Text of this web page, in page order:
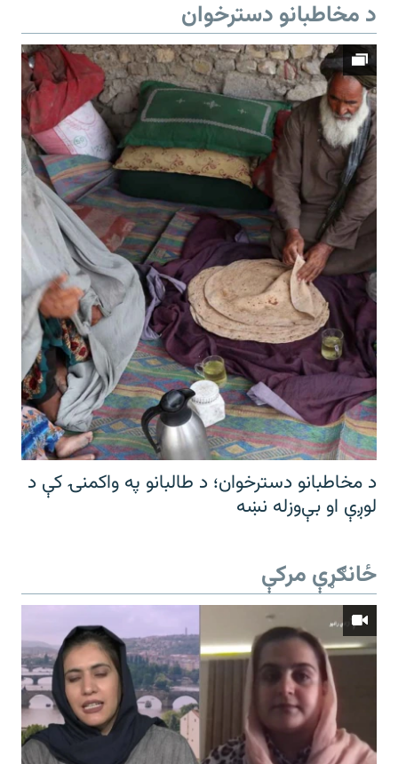
د مخاطبانو دسترخوان
د مخاطبانو دسترخوان؛ د طالبانو په واکمنۍ کې د
لوږې او بې‌وزله نښه
ځانګړې مرکې